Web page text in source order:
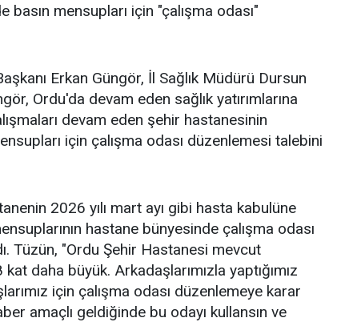
mensupları için "çalışma odası"
Erkan Güngör, İl Sağlık Müdürü Dursun
Ordu'da devam eden sağlık yatırımlarına
devam eden şehir hastanesinin
için çalışma odası düzenlemesi talebini
2026 yılı mart ayı gibi hasta kabulüne
hastane bünyesinde çalışma odası
Tüzün, "Ordu Şehir Hastanesi mevcut
daha büyük. Arkadaşlarımızla yaptığımız
için çalışma odası düzenlemeye karar
amaçlı geldiğinde bu odayı kullansın ve